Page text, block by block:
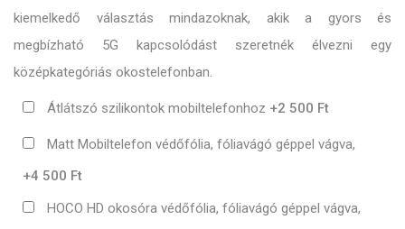
kiemelkedő választás mindazoknak, akik a gyors és
megbízható 5G kapcsolódást szeretnék élvezni egy
középkategóriás okostelefonban.
Átlátszó szilikontok mobiltelefonhoz +2 500 Ft
Matt Mobiltelefon védőfólia, fóliavágó géppel vágva,
+4 500 Ft
HOCO HD okosóra védőfólia, fóliavágó géppel vágva,